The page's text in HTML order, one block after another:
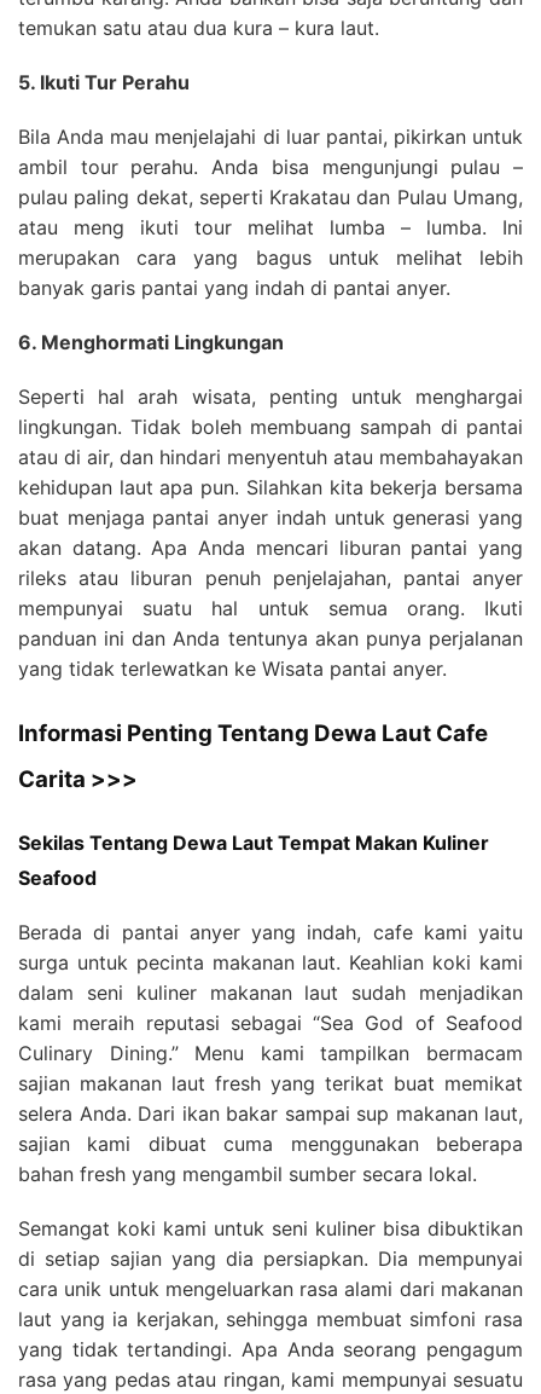
temukan satu atau dua kura – kura laut.
5. Ikuti Tur Perahu
Bila Anda mau menjelajahi di luar pantai, pikirkan untuk
ambil tour perahu. Anda bisa mengunjungi pulau –
pulau paling dekat, seperti Krakatau dan Pulau Umang,
atau meng ikuti tour melihat lumba – lumba. Ini
merupakan cara yang bagus untuk melihat lebih
banyak garis pantai yang indah di pantai anyer.
6. Menghormati Lingkungan
Seperti hal arah wisata, penting untuk menghargai
lingkungan. Tidak boleh membuang sampah di pantai
atau di air, dan hindari menyentuh atau membahayakan
kehidupan laut apa pun. Silahkan kita bekerja bersama
buat menjaga pantai anyer indah untuk generasi yang
akan datang. Apa Anda mencari liburan pantai yang
rileks atau liburan penuh penjelajahan, pantai anyer
mempunyai suatu hal untuk semua orang. Ikuti
panduan ini dan Anda tentunya akan punya perjalanan
yang tidak terlewatkan ke Wisata pantai anyer.
Informasi Penting Tentang Dewa Laut Cafe
Carita >>>
Sekilas Tentang Dewa Laut Tempat Makan Kuliner
Seafood
Berada di pantai anyer yang indah, cafe kami yaitu
surga untuk pecinta makanan laut. Keahlian koki kami
dalam seni kuliner makanan laut sudah menjadikan
kami meraih reputasi sebagai “Sea God of Seafood
Culinary Dining.” Menu kami tampilkan bermacam
sajian makanan laut fresh yang terikat buat memikat
selera Anda. Dari ikan bakar sampai sup makanan laut,
sajian kami dibuat cuma menggunakan beberapa
bahan fresh yang mengambil sumber secara lokal.
Semangat koki kami untuk seni kuliner bisa dibuktikan
di setiap sajian yang dia persiapkan. Dia mempunyai
cara unik untuk mengeluarkan rasa alami dari makanan
laut yang ia kerjakan, sehingga membuat simfoni rasa
yang tidak tertandingi. Apa Anda seorang pengagum
rasa yang pedas atau ringan, kami mempunyai sesuatu